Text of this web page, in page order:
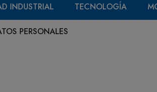
INDUSTRIAL TECNOLOGÍA
PERSONALES